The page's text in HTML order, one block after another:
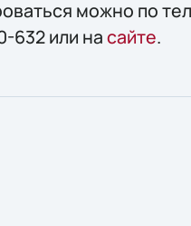
можно по
632 или насайте.